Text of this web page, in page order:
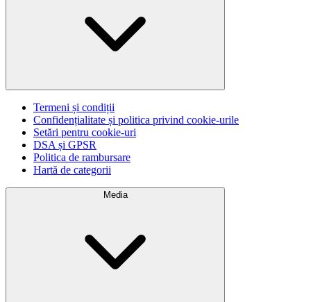
Termeni și condiții
Confidențialitate și politica privind cookie-urile
Setări pentru cookie-uri
DSA și GPSR
Politica de rambursare
Hartă de categorii
Media